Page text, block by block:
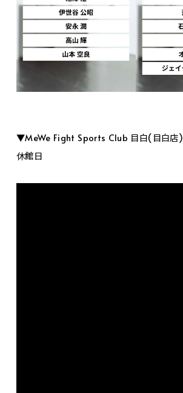
▼MeWe Fight Sports Club 目白(目白店)
休館日